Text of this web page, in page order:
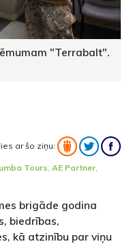
"Terrabalt".
ar šo ziņu:
Tours AE Partner
brigāde godina
biedrības,
kā atzinību par viņu